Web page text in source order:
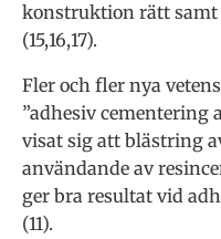
konstruktion rätt samt
(15,16,17).
Fler och fler nya
”adhesiv cementering
visat sig att blästring
användande av
ger bra resultat vid
(11).